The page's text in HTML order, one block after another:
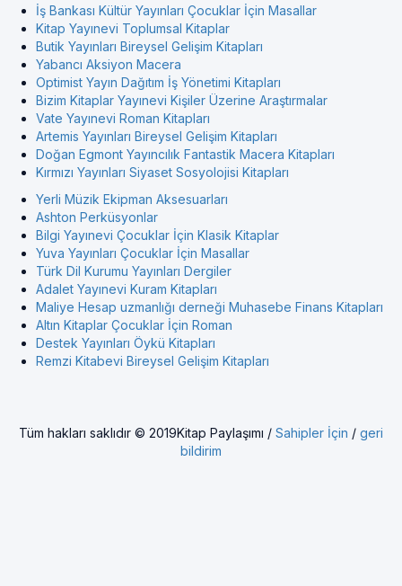
İş Bankası Kültür Yayınları Çocuklar İçin Masallar
Kitap Yayınevi Toplumsal Kitaplar
Butik Yayınları Bireysel Gelişim Kitapları
Yabancı Aksiyon Macera
Optimist Yayın Dağıtım İş Yönetimi Kitapları
Bizim Kitaplar Yayınevi Kişiler Üzerine Araştırmalar
Vate Yayınevi Roman Kitapları
Artemis Yayınları Bireysel Gelişim Kitapları
Doğan Egmont Yayıncılık Fantastik Macera Kitapları
Kırmızı Yayınları Siyaset Sosyolojisi Kitapları
Yerli Müzik Ekipman Aksesuarları
Ashton Perküsyonlar
Bilgi Yayınevi Çocuklar İçin Klasik Kitaplar
Yuva Yayınları Çocuklar İçin Masallar
Türk Dil Kurumu Yayınları Dergiler
Adalet Yayınevi Kuram Kitapları
Maliye Hesap uzmanlığı derneği Muhasebe Finans Kitapları
Altın Kitaplar Çocuklar İçin Roman
Destek Yayınları Öykü Kitapları
Remzi Kitabevi Bireysel Gelişim Kitapları
Tüm hakları saklıdır © 2019Kitap Paylaşımı / Sahipler İçin / geri
bildirim